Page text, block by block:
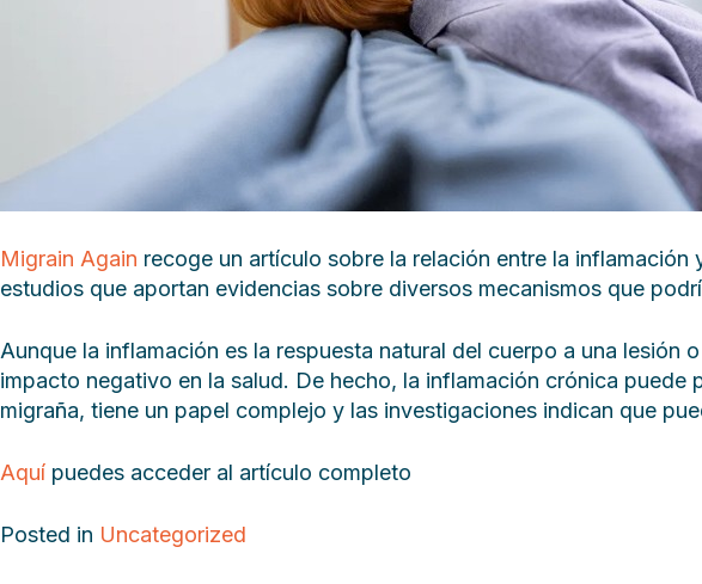
Migrain Again recoge un artículo sobre la relación entre la
estudios que aportan evidencias sobre diversos mecanismos que
Aunque la inflamación es la respuesta natural del cuerpo a una lesión
impacto negativo en la salud. De hecho, la inflamación crónica
migraña, tiene un papel complejo y las investigaciones indican que
Aquí puedes acceder al artículo completo
Posted in Uncategorized